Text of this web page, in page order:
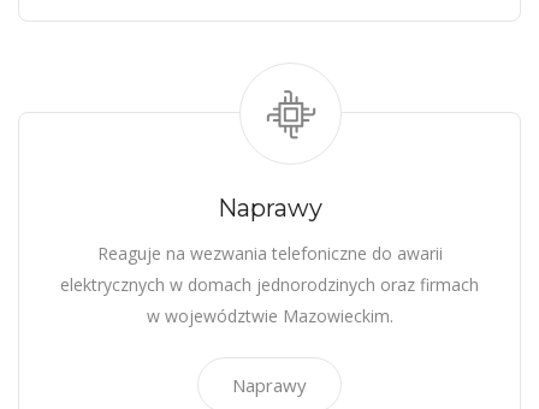
Naprawy
Reaguje na wezwania telefoniczne do awarii
elektrycznych w domach jednorodzinych oraz firmach
w województwie Mazowieckim.
Naprawy